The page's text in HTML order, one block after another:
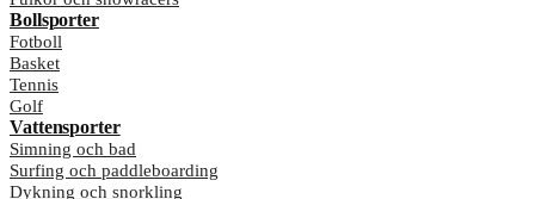
Bollsporter
Fotboll
Basket
Tennis
Golf
Vattensporter
Simning och bad
Surfing och paddleboarding
Dykning och snorkling